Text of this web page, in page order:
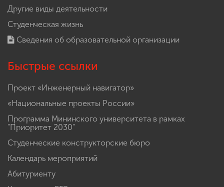
Другие виды деятельности
Студенческая жизнь
Сведения об образовательной организации
Быстрые ссылки
Проект «Инженерный навигатор»
«Национальные проекты России»
Программа Мининского университета в рамках
"Приоритет 2030"
Студенческие конструкторские бюро
Календарь мероприятий
Абитуриенту